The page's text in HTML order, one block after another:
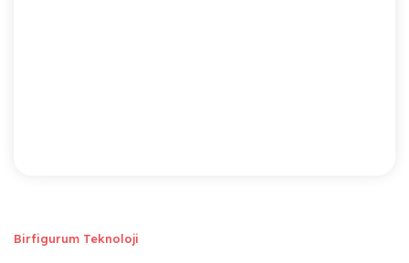
Birfigurum Teknoloji